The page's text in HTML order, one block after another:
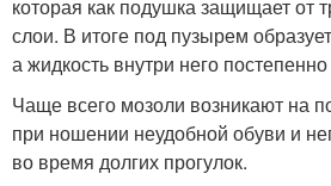
которая как подушка защищает от
слои. В итоге под пузырем
а жидкость внутри него
Чаще всего мозоли возникают на
при ношении неудобной обуви и
во время долгих прогулок.